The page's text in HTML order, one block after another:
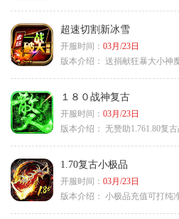
超速切割新冰雪
开服时间： 03月/23日
版本介绍： 送捐献狂暴大小神
１８０战神复古
开服时间： 03月/23日
版本介绍： 无赞助1.761.80复
1.70复古小极品
开服时间： 03月/23日
版本介绍： 小极品充值可打纯